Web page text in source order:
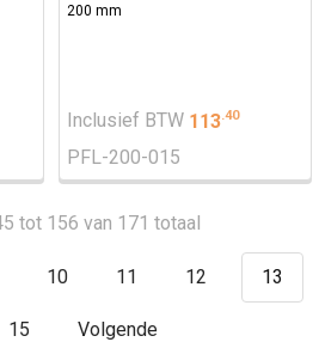
200 mm
Inclusief BTW 113.40
PFL-200-015
tot 156 van 171 totaal
10 11 12 13
15 Volgende